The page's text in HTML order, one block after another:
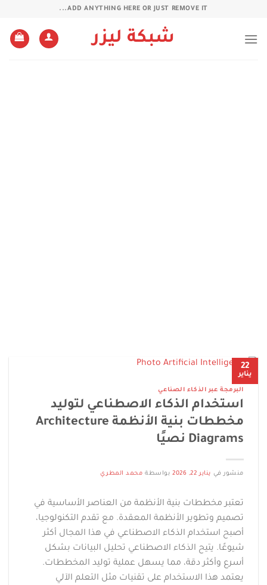
ADD ANYTHING HERE OR JUST REMOVE IT...
شبكة ليزر
22
يناير
البرمجة عبر الذكاء الصناعي
استخدام الذكاء الاصطناعي لتوليد
مخططات بنية الأنظمة Architecture
Diagrams نصيًا
منشور في يناير 22, 2026 بواسطة محمد المطري
تعتبر مخططات بنية الأنظمة من العناصر الأساسية في
تصميم وتطوير الأنظمة المعقدة. مع تقدم التكنولوجيا،
أصبح استخدام الذكاء الاصطناعي في هذا المجال أكثر
شيوعًا. يتيح الذكاء الاصطناعي تحليل البيانات بشكل
أسرع وأكثر دقة، مما يسهل عملية توليد المخططات.
يعتمد هذا الاستخدام على تقنيات مثل التعلم الآلي